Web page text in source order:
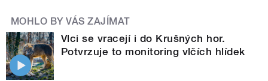
MOHLO BY VÁS ZAJÍMAT
Vlci se vracejí i do Krušných hor.
Potvrzuje to monitoring vlčích hlídek